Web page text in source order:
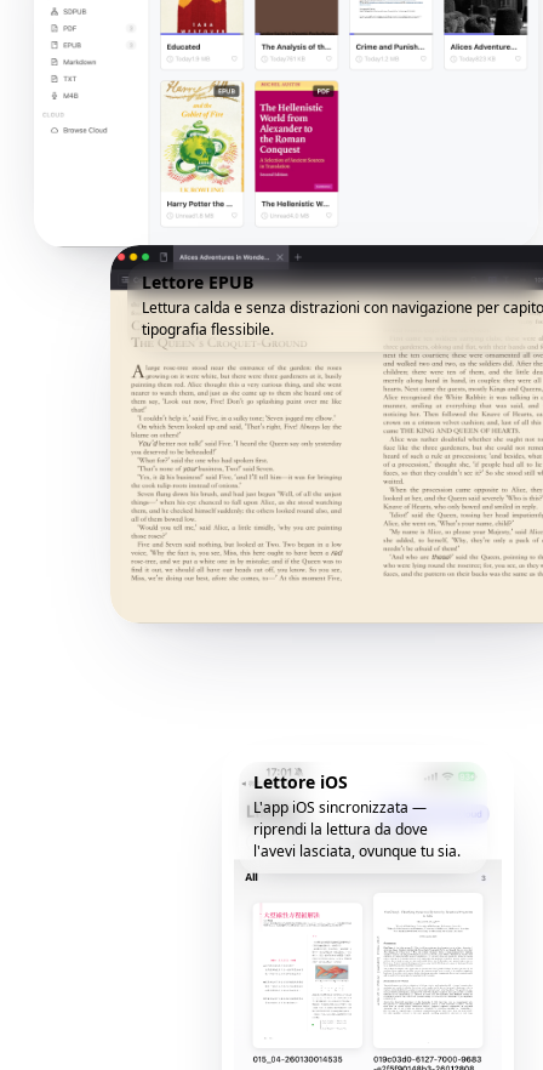
Lettore EPUB
Lettura calda e senza distrazioni con navigazione per
tipografia flessibile.
Lettore iOS
L'app iOS sincronizzata —
riprendi la lettura da dove
l'avevi lasciata, ovunque tu sia.